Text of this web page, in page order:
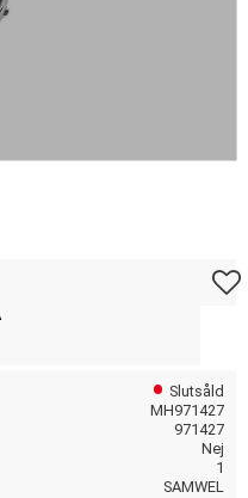
Slutsåld
MH971427
971427
Nej
1
SAMWEL